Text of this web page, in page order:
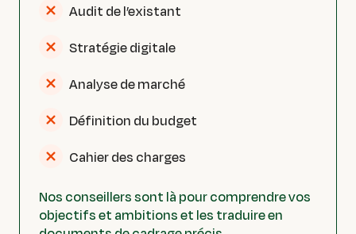
Audit de l’existant
Stratégie digitale
Analyse de marché
Définition du budget
Cahier des charges
Nos conseillers sont là pour comprendre vos
objectifs et ambitions et les traduire en